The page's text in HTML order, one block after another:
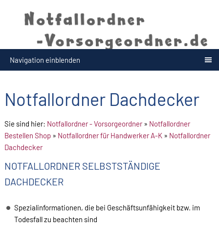
Navigation einblenden
Notfallordner Dachdecker
Sie sind hier: Notfallordner - Vorsorgeordner» Notfallordner
Bestellen Shop » Notfallordner für Handwerker A-K » Notfallordner
Dachdecker
NOTFALLORDNER SELBSTSTÄNDIGE
DACHDECKER
Spezialinformationen, die bei Geschäftsunfähigkeit bzw. im
Todesfall zu beachten sind